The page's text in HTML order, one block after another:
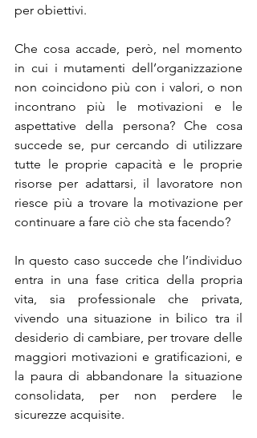
per obiettivi.
Che cosa accade, però, nel momento
in cui i mutamenti dell’organizzazione
non coincidono più con i valori, o non
incontrano più le motivazioni e le
aspettative della persona? Che cosa
succede se, pur cercando di utilizzare
tutte le proprie capacità e le proprie
risorse per adattarsi, il lavoratore non
riesce più a trovare la motivazione per
continuare a fare ciò che sta facendo?
In questo caso succede che l’individuo
entra in una fase critica della propria
vita, sia professionale che privata,
vivendo una situazione in bilico tra il
desiderio di cambiare, per trovare delle
maggiori motivazioni e gratificazioni, e
la paura di abbandonare la situazione
consolidata, per non perdere le
sicurezze acquisite.